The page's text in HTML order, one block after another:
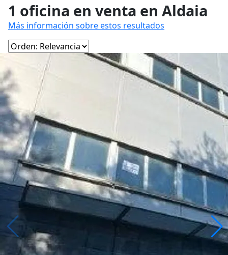
1 oficina en venta en Aldaia
Más información sobre estos resultados